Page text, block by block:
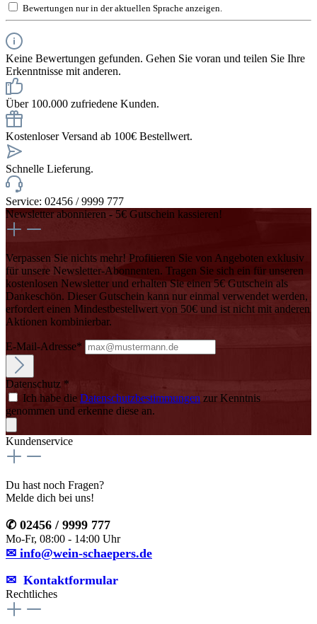
Bewertungen nur in der aktuellen Sprache anzeigen.
Keine Bewertungen gefunden. Gehen Sie voran und teilen Sie Ihre
Erkenntnisse mit anderen.
Über 100.000 zufriedene Kunden.
Kostenloser Versand ab 100€ Bestellwert.
Schnelle Lieferung.
Service: 02456 / 9999 777
Newsletter abonnieren - 5€ Gutschein kassieren!
Verpassen Sie nichts mehr! Profitieren Sie von Angeboten exklusiv
für unsere Newsletter-Abonnenten. Tragen Sie sich ein für unseren
kostenlosen Newsletter und erhalten Sie einen 5€ Gutschein als
Dankeschön. Dieser Gutschein kann nur einmal verwendet werden,
erfordert einen Mindestbestellwert von 50€ und ist nicht mit anderen
Aktionen kombinierbar.
E-Mail-Adresse*
Datenschutz *
Ich habe die Datenschutzbestimmungen zur Kenntnis
genommen und erkenne diese an.
Kundenservice
Du hast noch Fragen?
Melde dich bei uns!
✆ 02456 / 9999 777
Mo-Fr, 08:00 - 14:00 Uhr
✉ info@wein-schaepers.de
✉︎ Kontaktformular
Rechtliches